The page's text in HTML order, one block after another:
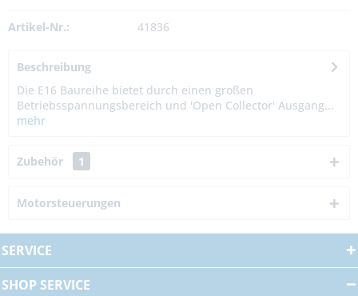
Artikel-Nr.: 41836
Beschreibung
Die E16 Baureihe bietet durch einen großen
Betriebsspannungsbereich und 'Open Collector' Ausgang...
mehr
Zubehör 1
Motorsteuerungen
SERVICE
SHOP SERVICE